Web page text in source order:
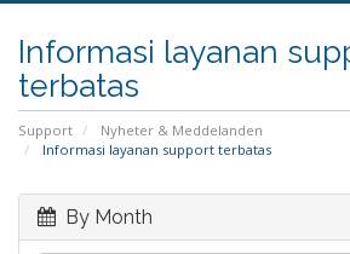
Informasi layanan
terbatas
Support
Nyheter & Meddelanden
Informasi layanan support terbatas
By Month